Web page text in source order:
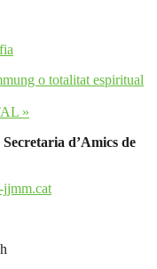
o totalitat espiritual
»
Secretaria d’Amics de
jjmm.cat